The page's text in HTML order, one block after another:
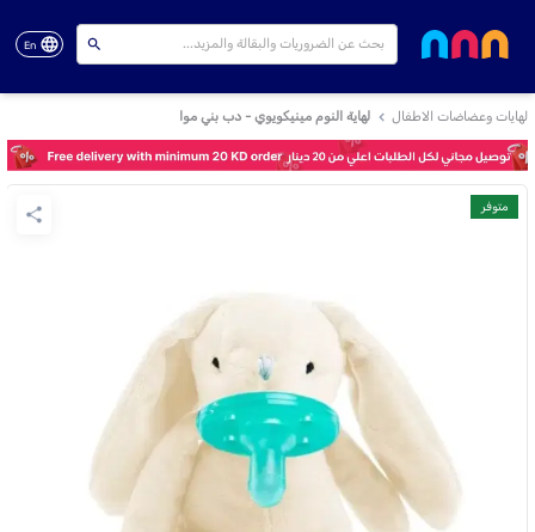
En
لهايات وعضاضات الاطفال لهاية النوم مينيكويوي - دب بني موا
متوفر